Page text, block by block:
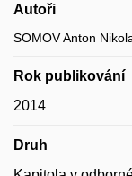
Autoři
SOMOV Anton
Rok publikování
2014
Druh